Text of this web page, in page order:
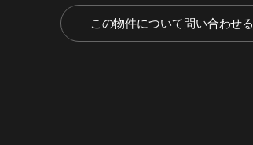
この物件について問い合わせる